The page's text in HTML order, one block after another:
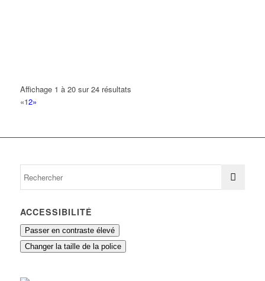
Affichage 1 à 20 sur 24 résultats
«12»
ACCESSIBILITÉ
Passer en contraste élevé
Changer la taille de la police